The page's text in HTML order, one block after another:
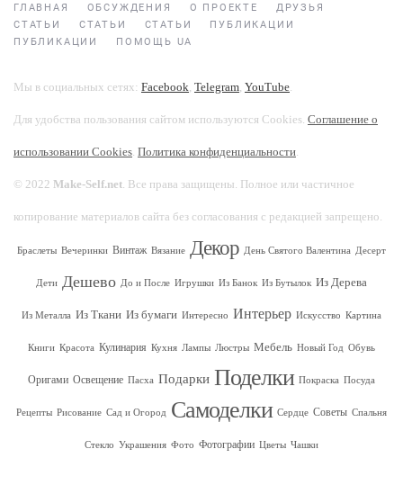
ГЛАВНАЯ ОБСУЖДЕНИЯ О ПРОЕКТЕ
ДРУЗЬЯ
СТАТЬИ
СТАТЬИ СТАТЬИ
ПУБЛИКАЦИИ
ПУБЛИКАЦИИ
ПОМОЩЬ UA
Мы в социальных сетях: Facebook Telegram YouTube
Для удобства пользования сайтом используются Cookies. Соглашение о
использовании Cookies Политика конфиденциальности
© 2022 Make-Self.net . Все права защищены. Полное или частичное
копирование материалов сайта без согласования с редакцией запрещено.
Браслеты Вечеринки Винтаж Вязание Декор День Святого Валентина Десерт
Дети Дешево До и После Игрушки Из Банок Из Бутылок Из Дерева
Из Металла Из Ткани Из бумаги Интересно Интерьер Искусство Картина
Книги Красота Кулинария Кухня Лампы Люстры Мебель Новый Год Обувь
Оригами Освещение Пасха Подарки Поделки Покраска Посуда
Рецепты Рисование Сад и Огород Самоделки Сердце Советы Спальня
Стекло Украшения Фото Фотографии Цветы Чашки